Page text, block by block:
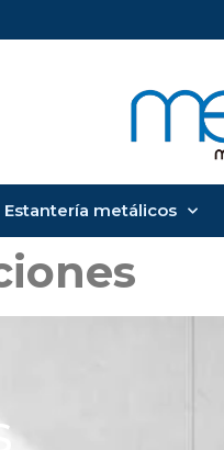
Estantería metálicos